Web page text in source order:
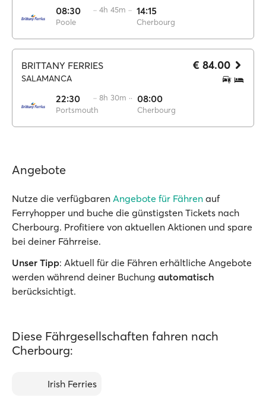
08:30
Poole
·· 4h 45m ·· 14:15
Cherbourg
BRITTANY FERRIES
SALAMANCA
22:30
Portsmouth
·· 8h 30m ·· 08:00
Cherbourg
€ 84.00
Angebote
Nutze die verfügbaren Angebote für Fähren auf
Ferryhopper und buche die günstigsten Tickets nach
Cherbourg. Profitiere von aktuellen Aktionen und spare
bei deiner Fährreise.
Unser Tipp: Aktuell für die Fähren erhältliche Angebote
werden während deiner Buchung automatisch
berücksichtigt.
Diese Fährgesellschaften fahren nach
Cherbourg:
Irish Ferries